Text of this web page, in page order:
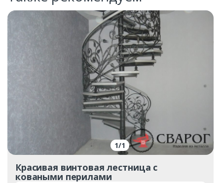
1/1
Красивая винтовая лестница с
коваными перилами